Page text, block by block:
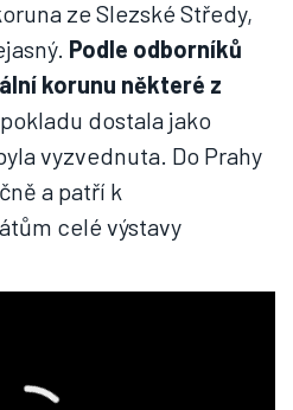
ze Slezské Středy,
Podle odborníků
korunu některé z
dostala jako
vyzvednuta. Do Prahy
a patří k
celé výstavy